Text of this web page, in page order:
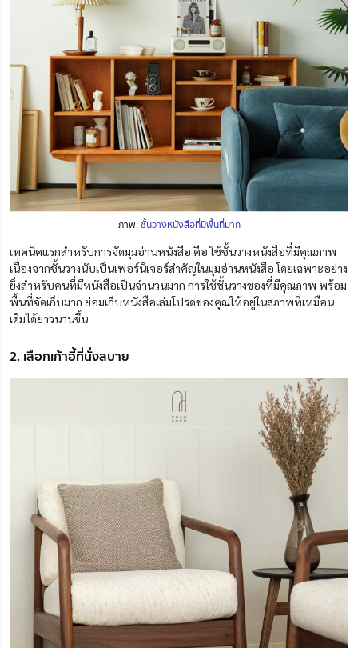
ภาพ:ชั้นวางหนังสือที่มีพื้นที่มาก
เทคนิคแรกสำหรับการจัดมุมอ่านหนังสือ คือ ใช้ชั้นวางหนังสือที่มีคุณภาพ
เนื่องจากชั้นวางนับเป็นเฟอร์นิเจอร์สำคัญในมุมอ่านหนังสือ โดยเฉพาะอย่าง
ยิ่งสำหรับคนที่มีหนังสือเป็นจำนวนมาก การใช้ชั้นวางของที่มีคุณภาพ พร้อม
พื้นที่จัดเก็บมาก ย่อมเก็บหนังสือเล่มโปรดของคุณให้อยู่ในสภาพที่เหมือน
เดิมได้ยาวนานขึ้น
2. เลือกเก้าอี้ที่นั่งสบาย